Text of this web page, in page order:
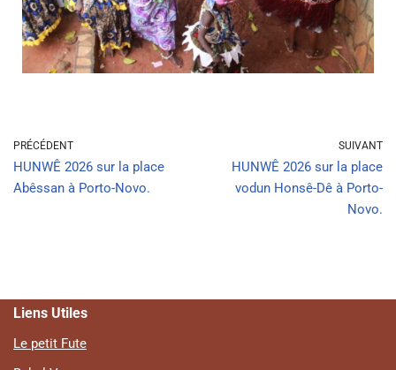
PRÉCÉDENT
HUNWÊ 2026 sur la place
Abêssan à Porto-Novo.
SUIVANT
HUNWÊ 2026 sur la place
vodun Honsê-Dê à Porto-
Novo.
Liens Utiles
Le petit Fute